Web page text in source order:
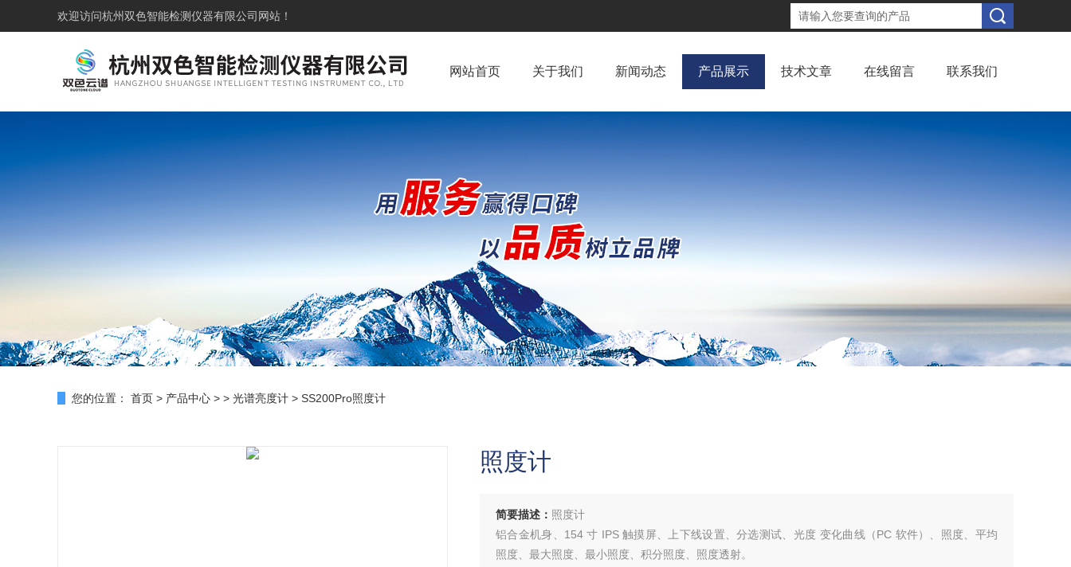
欢迎访问杭州双色智能检测仪器有限公司网站！
网站首页 关于我们 新闻动态 产品展示 技术文章 在线留言 联系我们
您的位置： 首页 > 产品中心 > > 光谱亮度计 > SS200Pro照度计
照度计
简要描述： 照度计
铝合金机身、154 寸 IPS 触摸屏、上下线设置、分选测试、光度 变化曲线（PC 软件）、照度、平均
照度、最大照度、最小照度、积分照度、照度透射。